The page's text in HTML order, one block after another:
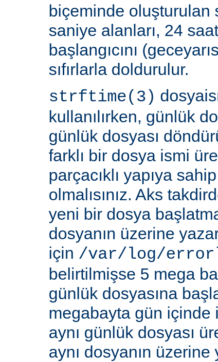
biçeminde oluşturulan
saniye alanları, 24
başlangıcını
sıfırlarla doldurulur.
strftime(3)
kullanılırken, günlük
günlük dosyası
farklı bir dosya ismi
parçacıklı yapıya
olmalısınız. Aks
yeni bir dosya
dosyanın üzerine
için /var/log/
belirtilmişse 5 mega
günlük dosyasına
megabayta gün içinde
aynı günlük dosyası
aynı dosyanın üzerine